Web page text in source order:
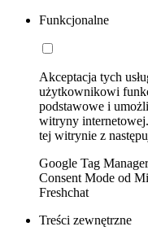
Funkcjonalne
Akceptacja tych
użytkownikowi
podstawowe i
witryny
tej witrynie z
Google Tag
Consent Mode od
Freshchat
Treści zewnętrzne